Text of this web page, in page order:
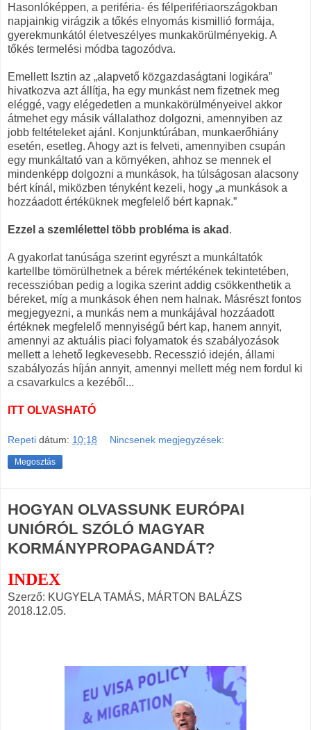
Hasonlóképpen, a periféria- és félperifériaországokban
napjainkig virágzik a tőkés elnyomás kismillió formája,
gyerekmunkától életveszélyes munkakörülményekig. A
tőkés termelési módba tagozódva.
Emellett Isztin az „alapvető közgazdaságtani logikára”
hivatkozva azt állítja, ha egy munkást nem fizetnek meg
eléggé, vagy elégedetlen a munkakörülményeivel akkor
átmehet egy másik vállalathoz dolgozni, amennyiben az
jobb feltételeket ajánl. Konjunktúrában, munkaerőhiány
esetén, esetleg. Ahogy azt is felveti, amennyiben csupán
egy munkáltató van a környéken, ahhoz se mennek el
mindenképp dolgozni a munkások, ha túlságosan alacsony
bért kínál, miközben tényként kezeli, hogy „a munkások a
hozzáadott értéküknek megfelelő bért kapnak.”
Ezzel a szemlélettel több probléma is akad .
A gyakorlat tanúsága szerint egyrészt a munkáltatók
kartellbe tömörülhetnek a bérek mértékének tekintetében,
recesszióban pedig a logika szerint addig csökkenthetik a
béreket, míg a munkások éhen nem halnak. Másrészt fontos
megjegyezni, a munkás nem a munkájával hozzáadott
értéknek megfelelő mennyiségű bért kap, hanem annyit,
amennyi az aktuális piaci folyamatok és szabályozások
mellett a lehető legkevesebb. Recesszió idején, állami
szabályozás híján annyit, amennyi mellett még nem fordul ki
a csavarkulcs a kezéből...
ITT OLVASHATÓ
Repeti dátum: 10:18 Nincsenek megjegyzések:
Megosztás
HOGYAN OLVASSUNK EURÓPAI
UNIÓRÓL SZÓLÓ MAGYAR
KORMÁNYPROPAGANDÁT?
INDEX
Szerző: KUGYELA TAMÁS, MÁRTON BALÁZS
2018.12.05.